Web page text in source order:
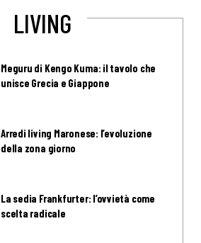
LIVING
Meguru di Kengo Kuma: il tavolo che
unisce Grecia e Giappone
Arredi living Maronese: l’evoluzione
della zona giorno
La sedia Frankfurter: l’ovvietà come
scelta radicale